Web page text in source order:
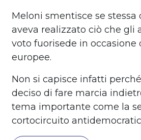
Meloni smentisce se
aveva realizzato ciò che gli
voto fuorisede in
europee.
Non si capisce infatti
deciso di fare marcia
tema importante come la
cortocircuito